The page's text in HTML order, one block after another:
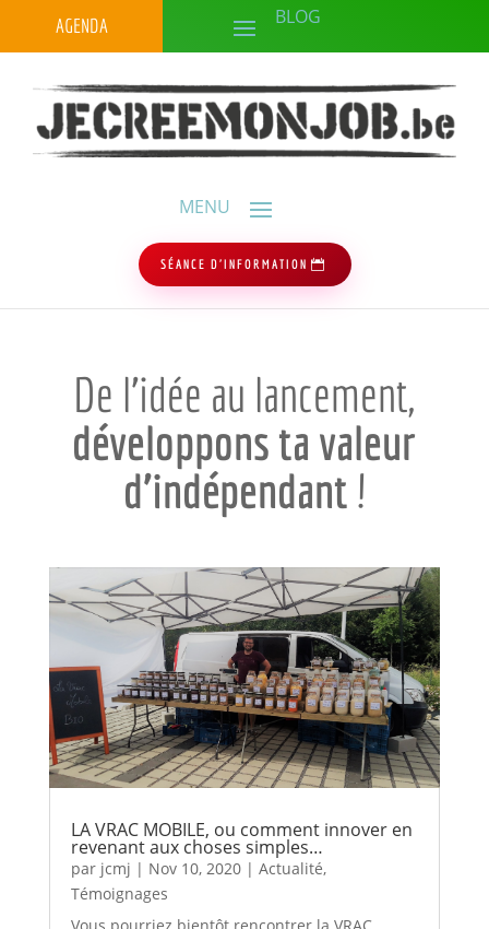
AGENDA
SÉANCE D'INFORMATION
De l’idée au lancement,
développons ta valeur
d’indépendant!
LA VRAC MOBILE, ou comment innover en
revenant aux choses simples…
par jcmj | Nov 10, 2020| Actualité,
Témoignages